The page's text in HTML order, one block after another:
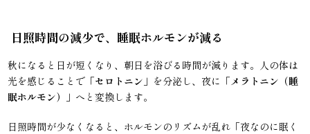
日照時間の減少で、睡眠ホルモンが減る
秋になると日が短くなり、朝日を浴びる時間が減ります。人の体は
光を感じることで「セロトニン 」を分泌し、夜に「 メラトニン（睡
眠ホルモン）
」へと変換します。
日照時間が少なくなると、ホルモンのリズムが乱れ「夜なのに眠く